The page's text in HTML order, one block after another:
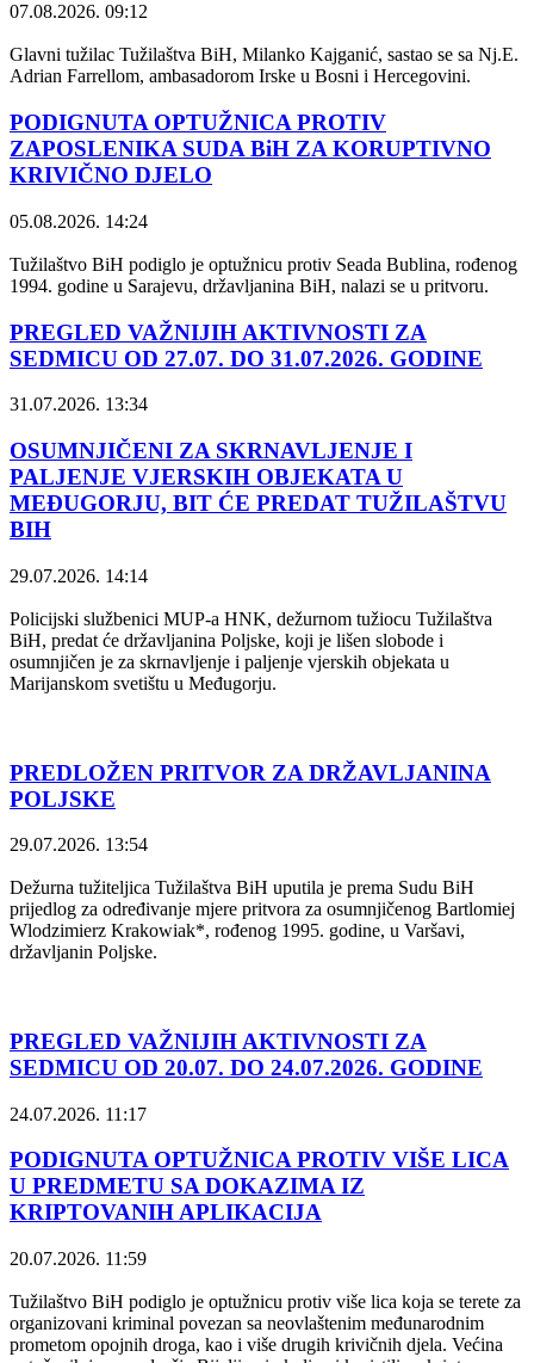
07.08.2026. 09:12
Glavni tužilac Tužilaštva BiH, Milanko Kajganić, sastao se sa Nj.E.
Adrian Farrellom, ambasadorom Irske u Bosni i Hercegovini.
PODIGNUTA OPTUŽNICA PROTIV
ZAPOSLENIKA SUDA BiH ZA KORUPTIVNO
KRIVIČNO DJELO
05.08.2026. 14:24
Tužilaštvo BiH podiglo je optužnicu protiv Seada Bublina, rođenog
1994. godine u Sarajevu, državljanina BiH, nalazi se u pritvoru.
PREGLED VAŽNIJIH AKTIVNOSTI ZA
SEDMICU OD 27.07. DO 31.07.2026. GODINE
31.07.2026. 13:34
OSUMNJIČENI ZA SKRNAVLJENJE I
PALJENJE VJERSKIH OBJEKATA U
MEĐUGORJU, BIT ĆE PREDAT TUŽILAŠTVU
BIH
29.07.2026. 14:14
Policijski službenici MUP-a HNK, dežurnom tužiocu Tužilaštva
BiH, predat će državljanina Poljske, koji je lišen slobode i
osumnjičen je za skrnavljenje i paljenje vjerskih objekata u
Marijanskom svetištu u Međugorju.
PREDLOŽEN PRITVOR ZA DRŽAVLJANINA
POLJSKE
29.07.2026. 13:54
Dežurna tužiteljica Tužilaštva BiH uputila je prema Sudu BiH
prijedlog za određivanje mjere pritvora za osumnjičenog Bartlomiej
Wlodzimierz Krakowiak*, rođenog 1995. godine, u Varšavi,
državljanin Poljske.
PREGLED VAŽNIJIH AKTIVNOSTI ZA
SEDMICU OD 20.07. DO 24.07.2026. GODINE
24.07.2026. 11:17
PODIGNUTA OPTUŽNICA PROTIV VIŠE LICA
U PREDMETU SA DOKAZIMA IZ
KRIPTOVANIH APLIKACIJA
20.07.2026. 11:59
Tužilaštvo BiH podiglo je optužnicu protiv više lica koja se terete za
organizovani kriminal povezan sa neovlaštenim međunarodnim
prometom opojnih droga, kao i više drugih krivičnih djela. Većina